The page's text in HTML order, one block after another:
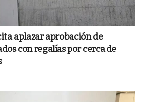
aplazar aprobación de
con regalías por cerca de